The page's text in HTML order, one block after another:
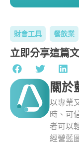
財會工具 餐飲業
立即分享這篇
關於
以專業
時、可
者可以
經營藍